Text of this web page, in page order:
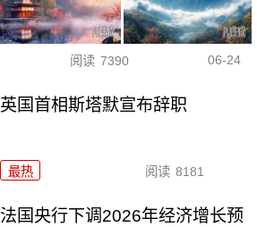
阅读 7390 06-24
英国首相斯塔默宣布辞职
最热 阅读 8181
法国央行下调2026年经济增长预